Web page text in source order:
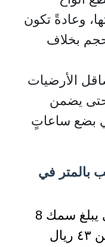
وعادةً تكون
بخلاف
الأرضيات
حتى يضمن
بضع ساعاتٍ
بالمتر في
الباركيه الماليزي الذي يبلغ سمك 8
مم يتراوح سعره ما بين ٤٣ ريال